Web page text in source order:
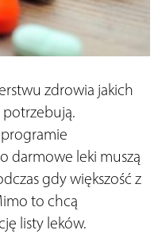
zdrowia jakich
darmowe leki muszą
gdy większość z
to chcą
listy leków.